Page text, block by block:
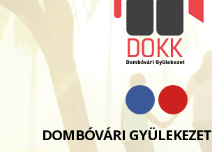
DOMBÓVÁRI GYÜLEKEZET